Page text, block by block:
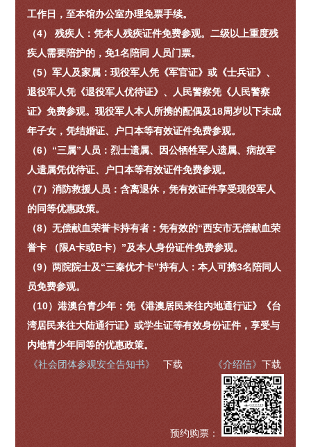
工作日，至本馆办公室办理免票手续。
（4） 残疾人：凭本人残疾证件免费参观。二级以上重度残
疾人需要陪护的，免1名陪同 人员门票。
（5）军人及家属：现役军人凭《军官证》或《士兵证》、
退役军人凭《退役军人优待证》、人民警察凭《人民警察
证》免费参观。现役军人本人所携的配偶及18周岁以下未成
年子女，凭结婚证、户口本等有效证件免费参观。
（6）“三属”人员：烈士遗属、因公牺牲军人遗属、病故军
人遗属凭优待证、户口本等有效证件免费参观。
（7）消防救援人员：含离退休，凭有效证件享受现役军人
的同等优惠政策。
（8）无偿献血荣誉卡持有者：凭有效的“西安市无偿献血荣
誉卡 （限A卡或B卡）”及本人身份证件免费参观。
（9）两院院士及“三秦优才卡”持有人：本人可携3名陪同人
员免费参观。
（10）港澳台青少年：凭《港澳居民来往内地通行证》《台
湾居民来往大陆通行证》或学生证等有效身份证件，享受与
内地青少年同等的优惠政策。
《社会团体参观安全告知书》
下载 《介绍信》下载
预约购票 ：